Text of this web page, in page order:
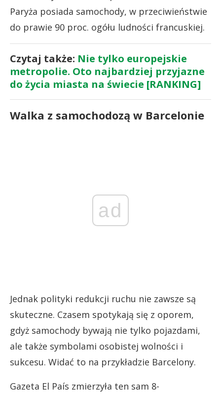
Paryża posiada samochody, w przeciwieństwie
do prawie 90 proc. ogółu ludności francuskiej.
Czytaj także: Nie tylko europejskie
metropolie. Oto najbardziej przyjazne
do życia miasta na świecie [RANKING]
Walka z samochodozą w Barcelonie
ad
Jednak polityki redukcji ruchu nie zawsze są
skuteczne. Czasem spotykają się z oporem,
gdyż samochody bywają nie tylko pojazdami,
ale także symbolami osobistej wolności i
sukcesu. Widać to na przykładzie Barcelony.
Gazeta El País zmierzyła ten sam 8-